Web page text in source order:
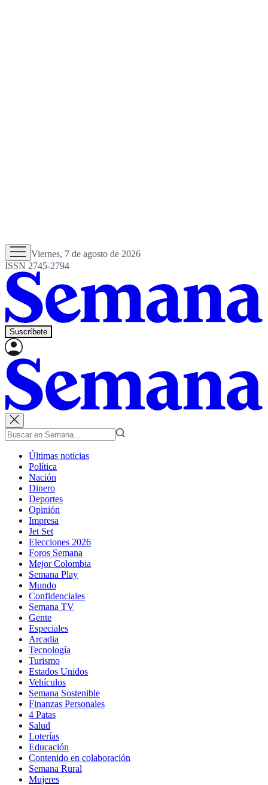
Viernes, 7 de agosto de 2026
ISSN 2745-2794
Suscríbete
Últimas noticias
Política
Nación
Dinero
Deportes
Opinión
Impresa
Jet Set
Elecciones 2026
Foros Semana
Mejor Colombia
Semana Play
Mundo
Confidenciales
Semana TV
Gente
Especiales
Arcadia
Tecnología
Turismo
Estados Unidos
Vehículos
Semana Sostenible
Finanzas Personales
4 Patas
Salud
Loterías
Educación
Contenido en colaboración
Semana Rural
Mujeres